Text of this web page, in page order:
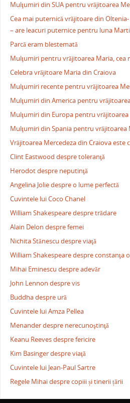
Mulţumiri din SUA pentru vrăjitoarea
Cea mai puternică vrăjitoare din
– are leacuri puternice pentru luna
Parcă eram blestemată
Mulţumiri pentru vrăjitoarea Maria, cea
Celebra vrăjitoare Maria din Craiova
Mulţumiri recente pentru vrăjitoarea
Mulţumiri din America pentru
Mulţumiri din Europa pentru vrăjitoarea
Mulţumiri din Spania pentru vrăjitoarea
Vrăjitoarea Mercedeza din Craiova este
Clint Eastwood despre toleranţă
Herodot despre neputinţă
Angelina Jolie despre o lume perfectă
Cuvintele lui Coco Chanel
William Shakespeare despre trădare
Alain Delon despre femei
Nichita Stănescu despre viaţă
William Shakespeare despre constanţa
Mihai Eminescu despre adevăr
John Lennon despre vis
Buddha despre ură
Cuvintele lui Amza Pellea
Menander despre nerecunoştinţă
Keanu Reeves despre fericire
Kim Basinger despre viaţă
Cuvintele lui Jean-Paul Sartre
Regele Mihai despre copiii și tinerii țării